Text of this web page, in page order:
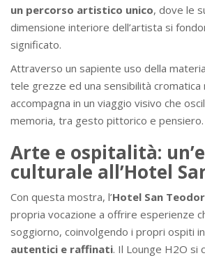
un percorso artistico unico, dove le
dimensione interiore dell’artista si
significato.
Attraverso un sapiente uso della
tele grezze ed una sensibilità cromatica
accompagna in un viaggio visivo che
memoria, tra gesto pittorico e pensiero.
Arte e ospitalità:
culturale all’Hotel
Con questa mostra, l’Hotel San
propria vocazione a offrire esperienze
soggiorno, coinvolgendo i propri ospiti in
autentici e raffinati. Il Lounge H2O si